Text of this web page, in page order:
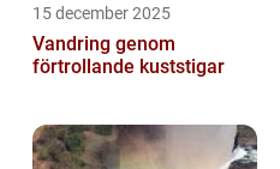
15 december 2025
Vandring genom
förtrollande kuststigar